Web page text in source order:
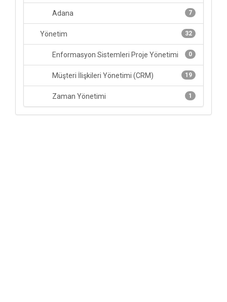
7
Adana
32
Yönetim
0
Enformasyon Sistemleri Proje Yönetimi
19
Müşteri İlişkileri Yönetimi (CRM)
1
Zaman Yönetimi